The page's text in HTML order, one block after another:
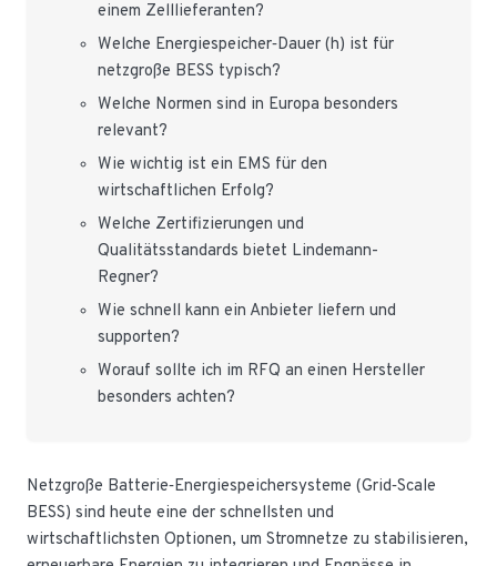
einem Zelllieferanten?
Welche Energiespeicher‑Dauer (h) ist für
netzgroße BESS typisch?
Welche Normen sind in Europa besonders
relevant?
Wie wichtig ist ein EMS für den
wirtschaftlichen Erfolg?
Welche Zertifizierungen und
Qualitätsstandards bietet Lindemann-
Regner?
Wie schnell kann ein Anbieter liefern und
supporten?
Worauf sollte ich im RFQ an einen Hersteller
besonders achten?
Netzgroße Batterie‑Energiespeichersysteme (Grid‑Scale
BESS) sind heute eine der schnellsten und
wirtschaftlichsten Optionen, um Stromnetze zu stabilisieren,